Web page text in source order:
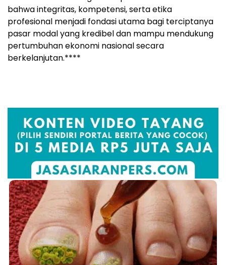
bahwa integritas, kompetensi, serta etika
profesional menjadi fondasi utama bagi terciptanya
pasar modal yang kredibel dan mampu mendukung
pertumbuhan ekonomi nasional secara
berkelanjutan.****